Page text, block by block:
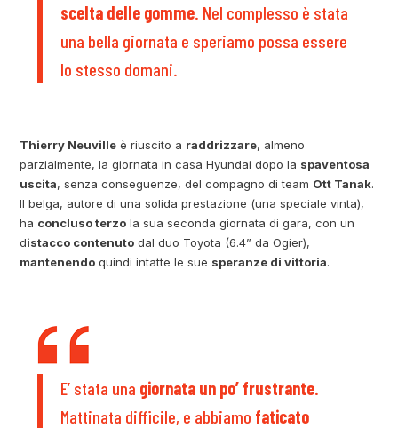
scelta delle gomme. Nel complesso è stata
una bella giornata e speriamo possa essere
lo stesso domani.
Thierry Neuville è riuscito a raddrizzare, almeno
parzialmente, la giornata in casa Hyundai dopo la spaventosa
uscita, senza conseguenze, del compagno di team Ott Tanak.
Il belga, autore di una solida prestazione (una speciale vinta),
ha concluso terzo la sua seconda giornata di gara, con un
distacco contenuto dal duo Toyota (6.4” da Ogier),
mantenendo quindi intatte le sue speranze di vittoria.
E’ stata una giornata un po’ frustrante.
Mattinata difficile, e abbiamo faticato